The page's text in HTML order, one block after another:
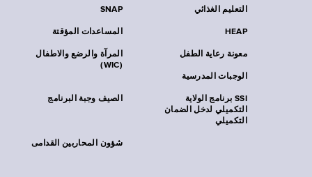
SNAP التعليم الغذائي
المساعدات المؤقتة HEAP
المرآة والرضع والاطفال
(WIC)
معونة رعاية الطفل
الوجبات المدرسية
الصيف وجبة البرنامج
SSI برنامج الولاية
التكميلي لدخل الضمان
التكميلي
شؤون المحاربين القدامى